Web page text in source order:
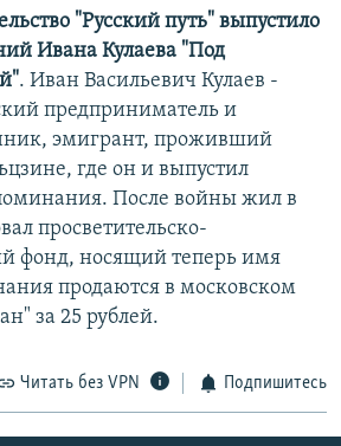
"Русский путь" выпустило
Ивана Кулаева "Под
. Иван Васильевич Кулаев -
предприниматель и
эмигрант, проживший
где он и выпустил
После войны жил в
просветительско-
фонд, носящий теперь имя
продаются в московском
за 25 рублей.
Читать без VPN Подпишитесь